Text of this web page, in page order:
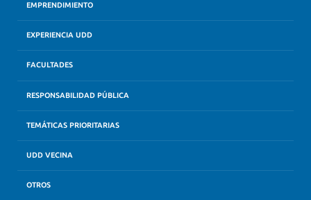
EMPRENDIMIENTO
EXPERIENCIA UDD
FACULTADES
RESPONSABILIDAD PÚBLICA
TEMÁTICAS PRIORITARIAS
UDD VECINA
OTROS